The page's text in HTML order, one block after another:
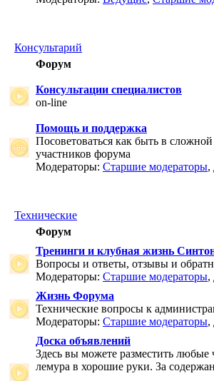
Консультарий
Форум
Консультации специалистов
on-line
Помощь и поддержка
Посоветоваться как быть в
участников форума
Модераторы: Старшие модераторы,
Технические
Форум
Тренинги и клубная жизнь
Вопросы и ответы, отзывы и
Модераторы: Старшие модераторы,
Жизнь Форума
Технические вопросы к
Модераторы: Старшие модераторы,
Доска объявлений
Здесь вы можете разместить любые
лемура в хорошие руки. За